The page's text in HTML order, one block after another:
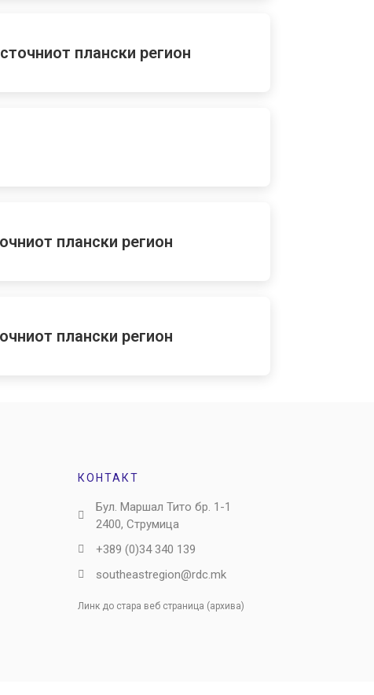
плански регион
плански регион
плански регион
КОНТАКТ
Бул. Маршал Тито бр. 1-1
2400, Струмица
+389 (0)34 340 139
southeastregion@rdc.mk
Линк до стара веб страница (архива)